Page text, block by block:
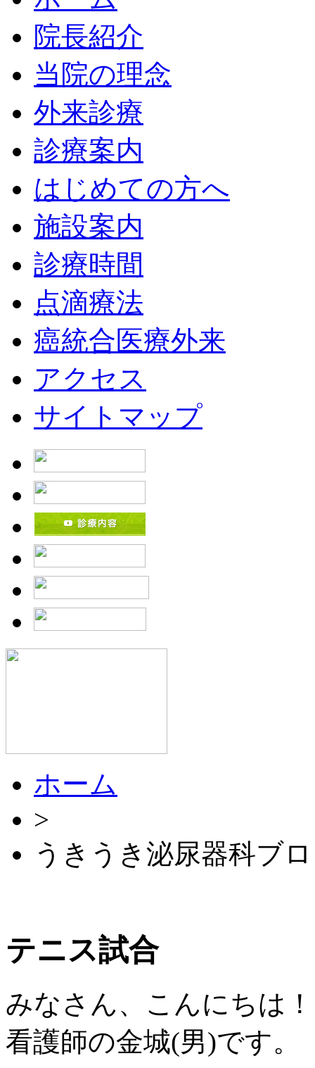
院長紹介
当院の理念
外来診療
診療案内
はじめての方へ
施設案内
診療時間
点滴療法
癌統合医療外来
アクセス
サイトマップ
ホーム
>
うきうき泌尿器科ブ
テニス試合
みなさん、こんにちは！
看護師の金城(男)です。